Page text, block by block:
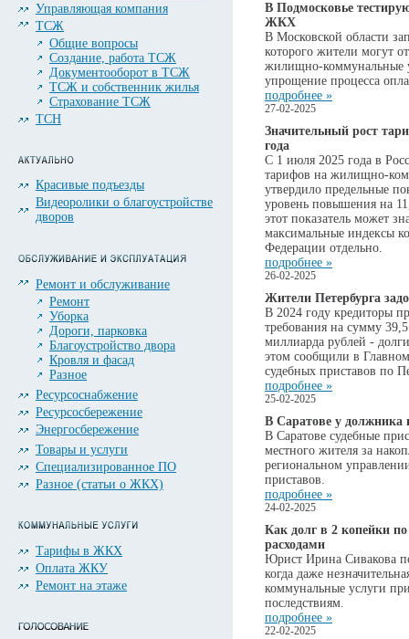
Управляющая компания
ТСЖ
Общие вопросы
Создание, работа ТСЖ
Документооборот в ТСЖ
ТСЖ и собственник жилья
Страхование ТСЖ
ТСН
Красивые подъезды
Видеоролики о благоустройстве
дворов
Ремонт и обслуживание
Ремонт
Уборка
Дороги, парковка
Благоустройство двора
Кровля и фасад
Разное
Ресурсоснабжение
Ресурсосбережение
Энергосбережение
Товары и услуги
Специализированное ПО
Разное (статьи о ЖКХ)
Тарифы в ЖКХ
Оплата ЖКУ
Ремонт на этаже
В Подмосковье
ЖКХ
В Московской области
которого жители могут
жилищно-коммунальные
упрощение процесса
подробнее »
27-02-2025
Значительный рост
года
С 1 июля 2025 года в
тарифов на жилищно-
утвердило предельные
уровень повышения на
этот показатель может
максимальные индексы
Федерации отдельно.
подробнее »
26-02-2025
Жители Петербурга
В 2024 году кредиторы
требования на сумму
миллиарда рублей -
этом сообщили в
судебных приставов по
подробнее »
25-02-2025
В Саратове у
В Саратове судебные
местного жителя за
региональном
приставов.
подробнее »
24-02-2025
Как долг в 2 копейки
расходами
Юрист Ирина Сивакова
когда даже
коммунальные услуги
последствиям.
подробнее »
22-02-2025